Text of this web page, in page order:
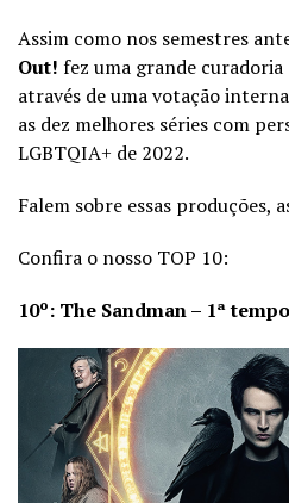
Assim como nos semestres
Out! fez uma grande curadoria
através de uma votação
as dez melhores séries com
LGBTQIA+ de 2022.
Falem sobre essas produções,
Confira o nosso TOP 10:
10º: The Sandman – 1ª